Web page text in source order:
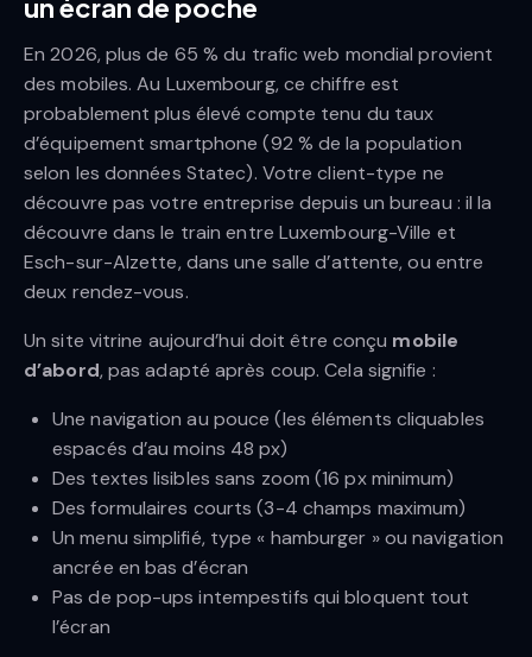
un écran de poche
En 2026, plus de 65 % du trafic web mondial provient
des mobiles. Au Luxembourg, ce chiffre est
probablement plus élevé compte tenu du taux
d’équipement smartphone (92 % de la population
selon les données Statec). Votre client-type ne
découvre pas votre entreprise depuis un bureau : il la
découvre dans le train entre Luxembourg-Ville et
Esch-sur-Alzette, dans une salle d’attente, ou entre
deux rendez-vous.
Un site vitrine aujourd’hui doit être conçu mobile
d’abord, pas adapté après coup. Cela signifie :
Une navigation au pouce (les éléments cliquables
espacés d’au moins 48 px)
Des textes lisibles sans zoom (16 px minimum)
Des formulaires courts (3-4 champs maximum)
Un menu simplifié, type « hamburger » ou navigation
ancrée en bas d’écran
Pas de pop-ups intempestifs qui bloquent tout
l’écran